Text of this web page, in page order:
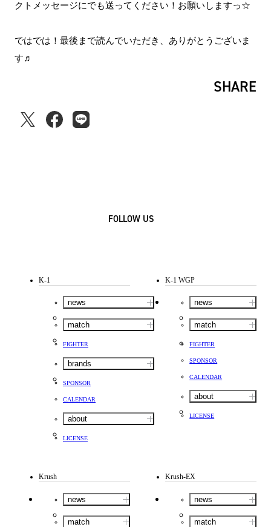
クトメッセージにでも送ってください！お願いしますっ☆
ではでは！最後まで読んでいただき、ありがとうございま
す♬
SHARE
FOLLOW US
K-1
news
match
FIGHTER
brands
SPONSOR
CALENDAR
about
LICENSE
K-1 WGP
news
match
FIGHTER
SPONSOR
CALENDAR
about
LICENSE
Krush
news
match
Krush-EX
news
match